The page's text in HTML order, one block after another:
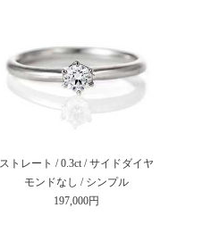
ストレート / 0.3ct / サイドダイヤ
モンドなし / シンプル
197,000円